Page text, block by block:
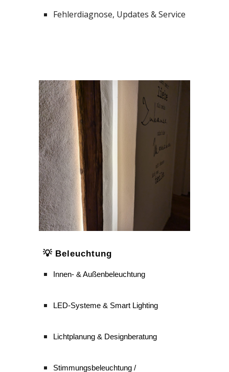
Fehlerdiagnose, Updates & Service
💡 Beleuchtung
Innen- & Außenbeleuchtung
LED-Systeme & Smart Lighting
Lichtplanung & Designberatung
Stimmungsbeleuchtung /